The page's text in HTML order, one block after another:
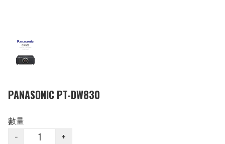
PANASONIC PT-DW830
數量
−
+